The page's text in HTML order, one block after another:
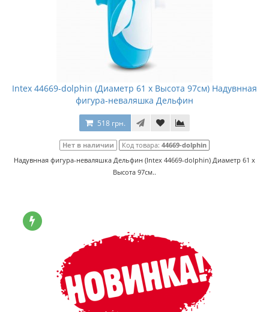
Intex 44669-dolphin (Диаметр 61 x Высота 97см) Надувнная
фигура-неваляшка Дельфин
518 грн.
Нет в наличии Код товара: 44669-dolphin
Надувнная фигура-неваляшка Дельфин (Intex 44669-dolphin) Диаметр 61 x
Высота 97см..